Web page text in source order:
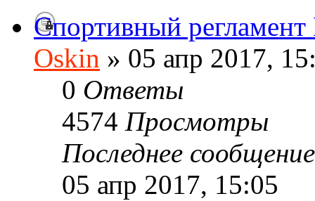
Спортивный
Oskin » 05 апр 2017,
0 Ответы
4574 Просмотры
Последнее
05 апр 2017, 15:05